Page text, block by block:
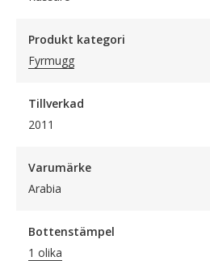
Produkt kategori
Fyrmugg
Tillverkad
2011
Varumärke
Arabia
Bottenstämpel
1 olika